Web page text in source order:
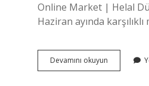
Online Market | Helal
Haziran ayında
Devamını okuyun Balparmak
Nereye